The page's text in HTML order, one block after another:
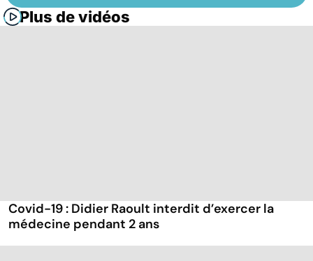
Plus de vidéos
Covid-19 : Didier Raoult interdit d’exercer la
médecine pendant 2 ans